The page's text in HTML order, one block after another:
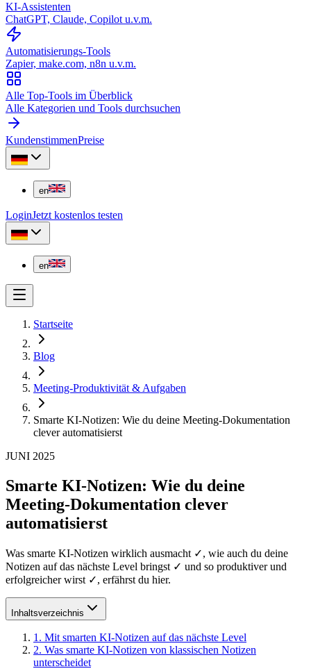
KI-Assistenten
ChatGPT, Claude, Copilot u.v.m.
Automatisierungs-Tools
Zapier, make.com, n8n u.v.m.
Alle Top-Tools im Überblick
Alle Kategorien und Tools durchsuchen
KundenstimmenPreise
en
LoginJetzt kostenlos testen
en
Startseite
Blog
Meeting-Produktivität & Aufgaben
Smarte KI-Notizen: Wie du deine Meeting-Dokumentation
clever automatisierst
JUNI 2025
Smarte KI-Notizen: Wie du deine
Meeting-Dokumentation clever
automatisierst
Was smarte KI-Notizen wirklich ausmacht ✓, wie auch du deine
Notizen auf das nächste Level bringst ✓ und so produktiver und
erfolgreicher wirst ✓, erfährst du hier.
Inhaltsverzeichnis
1 . Mit smarten KI-Notizen auf das nächste Level
2. Was smarte KI-Notizen von klassischen Notizen
unterscheidet